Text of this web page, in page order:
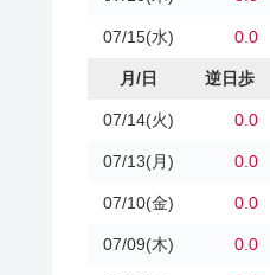
07/15(水) 0.0
月/日 逆日歩
07/14(火) 0.0
07/13(月) 0.0
07/10(金) 0.0
07/09(木) 0.0